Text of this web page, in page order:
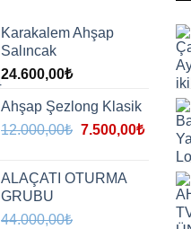
Karakalem Ahşap
Salıncak
24.600,00₺
Ahşap Şezlong Klasik
12.000,00₺ Orijinal
7.500,00₺Şu
andaki
ALAÇATI OTURMA
GRUBU
44.000,00₺